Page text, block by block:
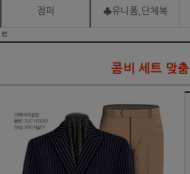
점퍼 ♣유니폼,단체복
ㅌ
콤비 세트 맞춤